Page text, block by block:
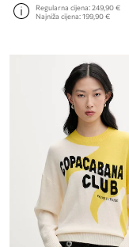
Regularna cijena:249,90 €
Najniža cijena:199,90 €